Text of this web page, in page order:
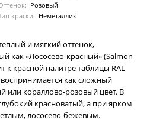
Розовый
краски: Неметаллик
и мягкий оттенок,
как «Лососево-красный» (Salmon
к красной палитре таблицы RAL
как сложный
или кораллово-розовый цвет. В
красноватый, а при ярком
лососево-бежевым.